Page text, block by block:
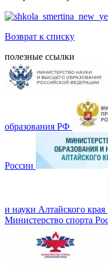
Возврат к списку
полезные ссылки
образования РФ
России
и науки Алтайского края
Министерство спорта